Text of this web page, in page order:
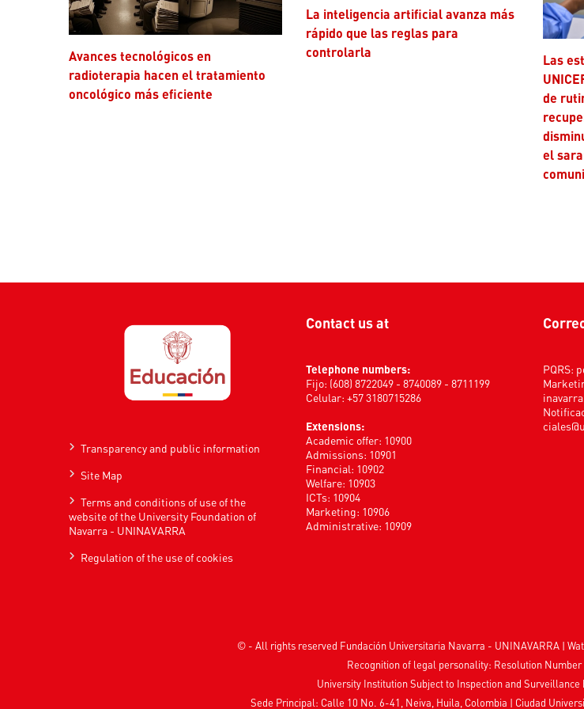
Avances tecnológicos en
radioterapia hacen el tratamiento
oncológico más eficiente
La inteligencia artificial avanza más
rápido que las reglas para
controlarla
Las estimaciones de la OMS y
de
el
Transparency and public information
Site Map
Terms and conditions of use of the
website of the University Foundation of
Navarra - UNINAVARRA
Regulation of the use of cookies
Contact us at
Telephone numbers:
Fijo: (608) 8722049 - 8740089 - 8711199
Celular: +57 3180715286
Extensions:
Academic offer: 10900
Admissions: 10901
Financial: 10902
Welfare: 10903
ICTs: 10904
Marketing: 10906
Administrative: 10909
PQRS:
© - All rights reserved Fundación Universitaria Navarra - UNINAVARRA |
Recognition of legal personality: Resolution
University Institution Subject to Inspection and Surveillance
Sede Principal: Calle 10 No. 6-41, Neiva, Huila, Colombia | Ciudad